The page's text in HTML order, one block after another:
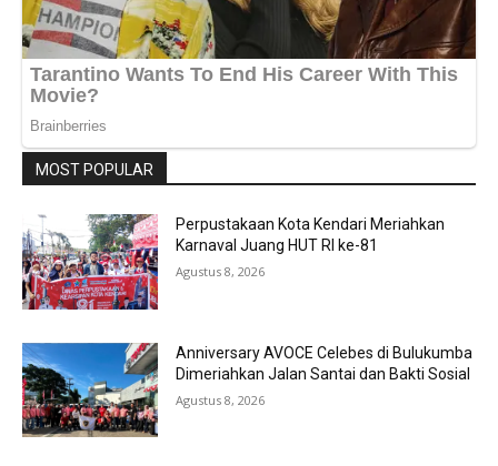
MOST POPULAR
Perpustakaan Kota Kendari Meriahkan
Karnaval Juang HUT RI ke-81
Agustus 8, 2026
Anniversary AVOCE Celebes di Bulukumba
Dimeriahkan Jalan Santai dan Bakti Sosial
Agustus 8, 2026